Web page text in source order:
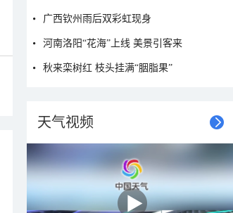
广西钦州雨后双彩虹现身
河南洛阳“花海”上线 美景引客来
秋来栾树红 枝头挂满“胭脂果”
天气视频